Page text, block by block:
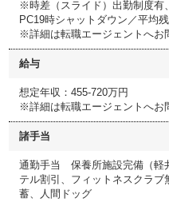
※時差（スライド）出勤制度有
PC19時シャットダウン／平均
※詳細は転職エージェントへお
給与
想定年収：455-720万円
※詳細は転職エージェントへお
諸手当
通勤手当 保養所施設完備（軽
テル割引、フィットネスクラ
蓄、人間ドッグ